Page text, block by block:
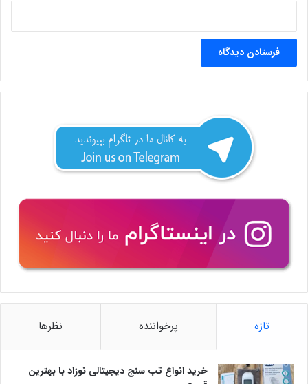
تازه پرخواننده نظرها
خرید انواع تب سنج دیجیتالی نوزاد با بهترین